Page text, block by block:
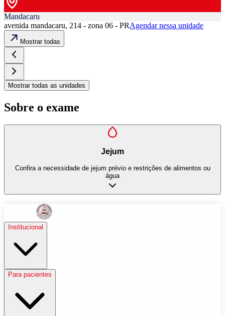
Mandacaru
avenida mandacaru, 214 - zona 06 - PRAgendar nessa unidade
Mostrar todas
Mostrar todas as unidades
Sobre o exame
Jejum
Confira a necessidade de jejum prévio e restrições de alimentos ou
água
Institucional
Para pacientes